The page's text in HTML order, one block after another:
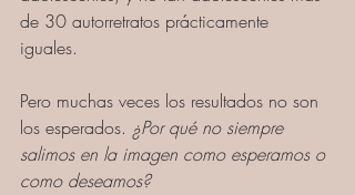
de 30 autorretratos prácticamente
iguales.
Pero muchas veces los resultados no son
los esperados. ¿Por qué no siempre
salimos en la imagen como esperamos o
como deseamos?